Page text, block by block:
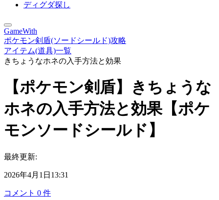
ディグダ探し
GameWith
ポケモン剣盾(ソードシールド)攻略
アイテム(道具)一覧
きちょうなホネの入手方法と効果
【ポケモン剣盾】きちょうな
ホネの入手方法と効果【ポケ
モンソードシールド】
最終更新:
2026年4月1日13:31
コメント 0 件